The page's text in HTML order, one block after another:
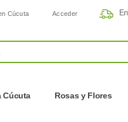
Cúcuta Acceder
Cúcuta Rosas y Flores